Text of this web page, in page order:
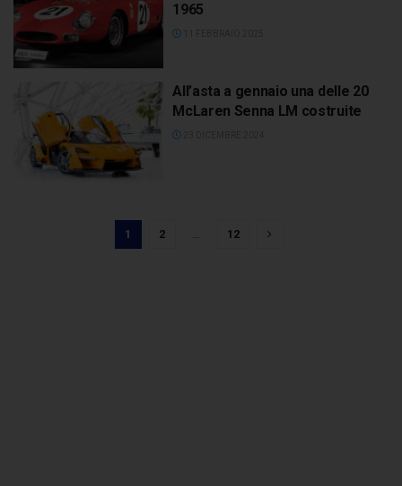
1965
All’asta a gennaio una delle 20
McLaren Senna LM costruite
1 2 … 12